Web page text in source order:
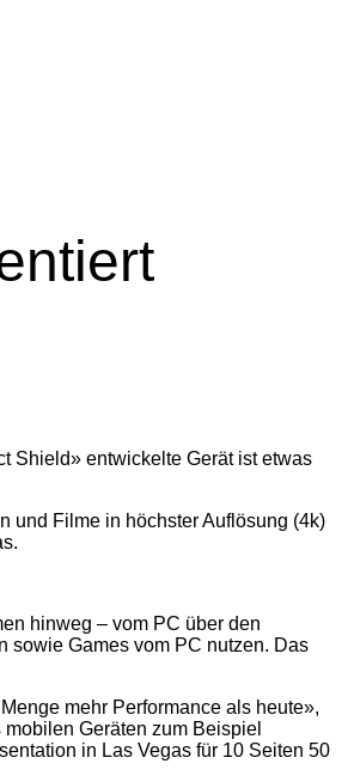
Shield» entwickelte Gerät ist etwas
und Filme in höchster Auflösung (4k)
hinweg – vom PC über den
sowie Games vom PC nutzen. Das
mehr Performance als heute»,
Geräten zum Beispiel
in Las Vegas für 10 Seiten 50